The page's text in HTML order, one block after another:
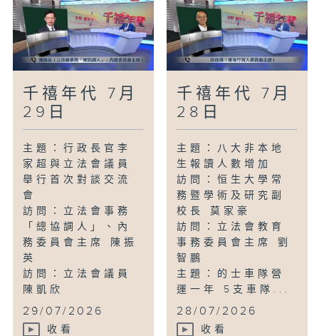
千禧年代 7月
29日
主題：行政長官李
家超與立法會議員
舉行首次對談交流
會
訪問：立法會事務
「總協調人」、內
務委員會主席 陳振
英
訪問：立法會議員
陳凱欣
...
29/07/2026
收看
千禧年代 7月
28日
主題：八大非本地
生報讀人數增加
訪問：恒生大學常
務暨學術及研究副
校長 莫家豪
訪問：立法會教育
事務委員會主席 劉
智鵬
主題：的士車隊營
運一年 5支車隊...
28/07/2026
收看